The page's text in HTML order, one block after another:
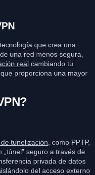
que crea una
una red menos segura,
real cambiando tu
proporciona una mayor
tunelización , como PPTP,
seguro a través de
privada de datos
del acceso externo